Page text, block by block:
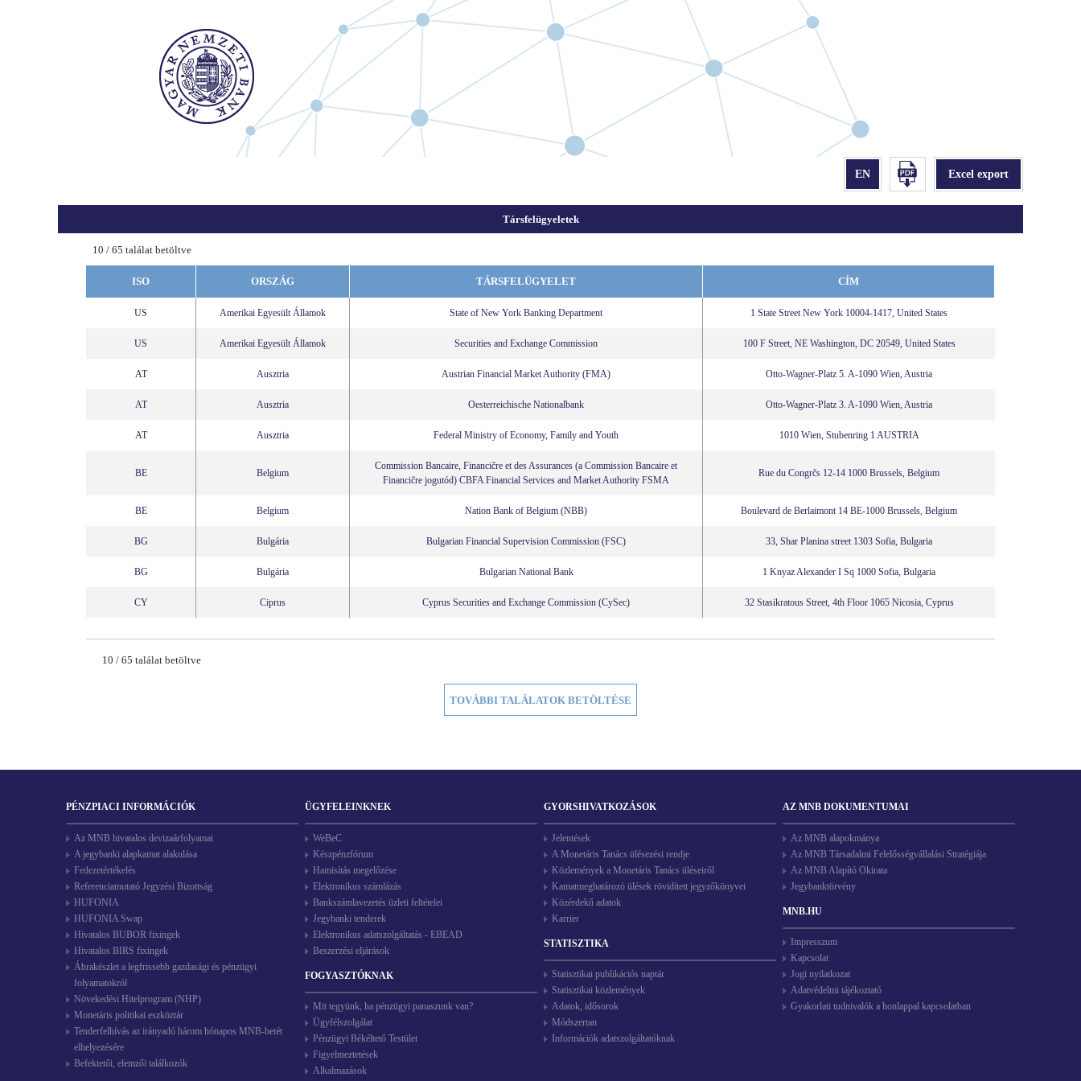
Társfelügyeletek
10 / 65 találat betöltve
ISO ORSZÁG TÁRSFELÜGYELET CÍM
US Amerikai Egyesült Államok State of New York Banking Department 1 State Street New York 10004-1417, United States
US Amerikai Egyesült Államok Securities and Exchange Commission 100 F Street, NE Washington, DC 20549, United States
AT Ausztria Austrian Financial Market Authority (FMA) Otto-Wagner-Platz 5. A-1090 Wien, Austria
AT Ausztria Oesterreichische Nationalbank Otto-Wagner-Platz 3. A-1090 Wien, Austria
AT Ausztria Federal Ministry of Economy, Family and Youth 1010 Wien, Stubenring 1 AUSTRIA
BE Belgium
Commission Bancaire, Financičre et des Assurances (a Commission Bancaire et
Financičre jogutód) CBFA Financial Services and Market Authority FSMA
Rue du Congrčs 12-14 1000 Brussels, Belgium
BE Belgium Nation Bank of Belgium (NBB) Boulevard de Berlaimont 14 BE-1000 Brussels, Belgium
BG Bulgária Bulgarian Financial Supervision Commission (FSC) 33, Shar Planina street 1303 Sofia, Bulgaria
BG Bulgária Bulgarian National Bank 1 Knyaz Alexander I Sq 1000 Sofia, Bulgaria
CY Ciprus Cyprus Securities and Exchange Commission (CySec) 32 Stasikratous Street, 4th Floor 1065 Nicosia, Cyprus
10 / 65 találat betöltve
PÉNZPIACI INFORMÁCIÓK
Az MNB hivatalos devizaárfolyamai
A jegybanki alapkamat alakulása
Fedezetértékelés
Referenciamutató Jegyzési Bizottság
HUFONIA
HUFONIA Swap
Hivatalos BUBOR fixingek
Hivatalos BIRS fixingek
Ábrakészlet a legfrissebb gazdasági és pénzügyi
folyamatokról
Növekedési Hitelprogram (NHP)
Monetáris politikai eszköztár
Tenderfelhívás az irányadó három hónapos MNB-betét
elhelyezésére
Befektetői, elemzői találkozók
ÜGYFELEINKNEK
WeBeC
Készpénzfórum
Hamisítás megelőzése
Elektronikus számlázás
Bankszámlavezetés üzleti feltételei
Jegybanki tenderek
Elektronikus adatszolgáltatás - EBEAD
Beszerzési eljárások
FOGYASZTÓKNAK
Mit tegyünk, ha pénzügyi panaszunk van?
Ügyfélszolgálat
Pénzügyi Békéltető Testület
Figyelmeztetések
Alkalmazások
GYORSHIVATKOZÁSOK
Jelentések
A Monetáris Tanács ülésezési rendje
Közlemények a Monetáris Tanács üléseiről
Kamatmeghatározó ülések rövidített jegyzőkönyvei
Közérdekű adatok
Karrier
STATISZTIKA
Statisztikai publikációs naptár
Statisztikai közlemények
Adatok, idősorok
Módszertan
Információk adatszolgáltatóknak
AZ MNB DOKUMENTUMAI
Az MNB alapokmánya
Az MNB Társadalmi Felelősségvállalási Stratégiája
Az MNB Alapító Okirata
Jegybanktörvény
MNB.HU
Impresszum
Kapcsolat
Jogi nyilatkozat
Adatvédelmi tájékoztató
Gyakorlati tudnivalók a honlappal kapcsolatban